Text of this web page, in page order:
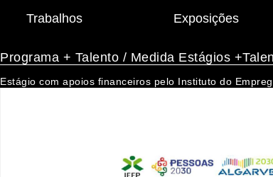
Trabalhos Exposições
Programa + Talento / Medida Estágios
Estágio com apoios financeiros pelo Instituto do